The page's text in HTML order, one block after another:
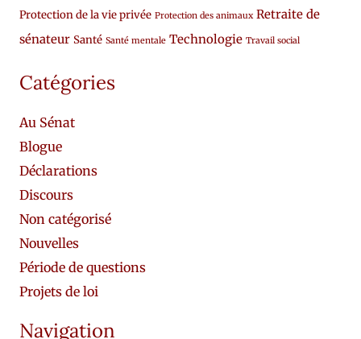
Protection de la vie privée Protection des animaux Retraite de
sénateur Santé Santé mentale Technologie Travail social
Catégories
Au Sénat
Blogue
Déclarations
Discours
Non catégorisé
Nouvelles
Période de questions
Projets de loi
Navigation